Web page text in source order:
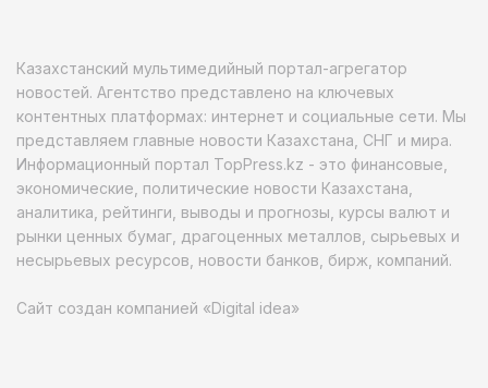
Казахстанский мультимедийный портал-агрегатор
новостей. Агентство представлено на ключевых
контентных платформах: интернет и социальные сети. Мы
представляем главные новости Казахстана, СНГ и мира.
Информационный портал TopPress.kz - это финансовые,
экономические, политические новости Казахстана,
аналитика, рейтинги, выводы и прогнозы, курсы валют и
рынки ценных бумаг, драгоценных металлов, сырьевых и
несырьевых ресурсов, новости банков, бирж, компаний.
Сайт создан компанией «Digital idea»